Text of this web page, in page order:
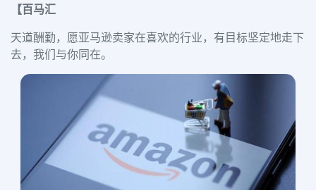
【百马汇
天道酬勤，愿亚马逊卖家在喜欢的行业，有目标坚定地走下
去，我们与你同在。